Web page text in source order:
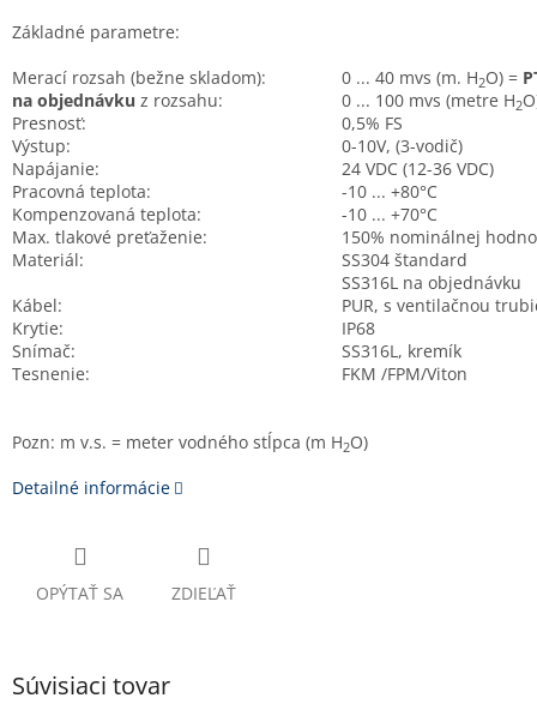
Základné parametre:
Merací rozsah (bežne skladom):
na objednávku z rozsahu:
0 ... 40 mvs (m. H2O) =
0 ... 100 mvs (metre H2
Presnosť:
0,5% FS
Výstup:
0-10V, (3-vodič)
Napájanie:
24 VDC (12-36 VDC)
Pracovná teplota:
-10 ... +80°C
Kompenzovaná teplota:
-10 ... +70°C
Max. tlakové preťaženie:
150% nominálnej
Materiál:
SS304 štandard
SS316L na objednávku
Kábel:
PUR, s ventilačnou
Krytie:
IP68
Snímač:
SS316L, kremík
Tesnenie:
FKM /FPM/Viton
Pozn: m v.s. = meter vodného stĺpca (m H2O)
Detailné informácie
OPÝTAŤ SA ZDIEĽAŤ
Súvisiaci tovar